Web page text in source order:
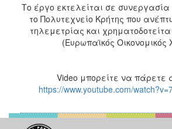
Το έργο εκτελείται σε
το Πολυτεχνείο Κρήτης που
τηλεμετρίας και
(Ευρωπαϊκός Οικονομικός
Video μπορείτε να πάρετε
https://www.youtube.com/